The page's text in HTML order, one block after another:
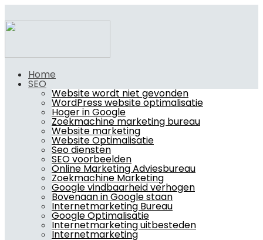
Home
SEO
Website wordt niet gevonden
WordPress website optimalisatie
Hoger in Google
Zoekmachine marketing bureau
Website marketing
Website Optimalisatie
Seo diensten
SEO voorbeelden
Online Marketing Adviesbureau
Zoekmachine Marketing
Google vindbaarheid verhogen
Bovenaan in Google staan
Internetmarketing Bureau
Google Optimalisatie
Internetmarketing uitbesteden
Internetmarketing